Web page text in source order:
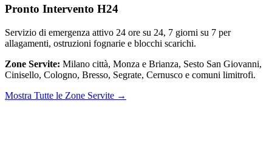
Pronto Intervento H24
Servizio di emergenza attivo 24 ore su 24, 7 giorni su 7 per
allagamenti, ostruzioni fognarie e blocchi scarichi.
Zone Servite: Milano città, Monza e Brianza, Sesto San Giovanni,
Cinisello, Cologno, Bresso, Segrate, Cernusco e comuni limitrofi.
Mostra Tutte le Zone Servite →